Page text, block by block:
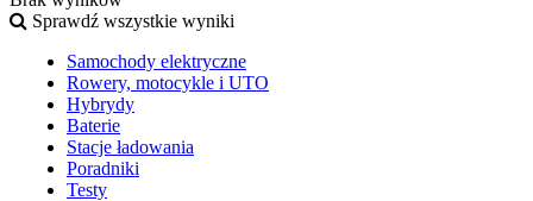
Sprawdź wszystkie wyniki
Samochody elektryczne
Rowery, motocykle i UTO
Hybrydy
Baterie
Stacje ładowania
Poradniki
Testy